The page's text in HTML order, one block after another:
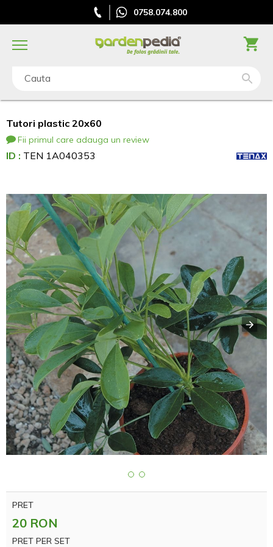
0758.074.800
Cauta
Tutori plastic 20x60
Fii primul care adauga un review
ID : TEN 1A040353
PRET
20 RON
PRET PER SET